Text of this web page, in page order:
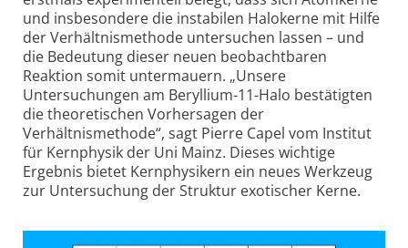
und insbesondere die instabilen Halokerne mit Hilfe
der Verhältnismethode untersuchen lassen – und
die Bedeutung dieser neuen beobachtbaren
Reaktion somit untermauern. „Unsere
Untersuchungen am Beryllium-11-Halo bestätigten
die theoretischen Vorhersagen der
Verhältnismethode“, sagt Pierre Capel vom Institut
für Kernphysik der Uni Mainz. Dieses wichtige
Ergebnis bietet Kernphysikern ein neues Werkzeug
zur Untersuchung der Struktur exotischer Kerne.